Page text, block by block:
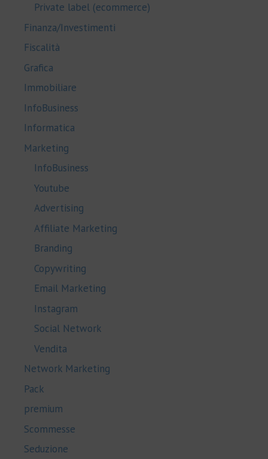
Private label (ecommerce)
Finanza/Investimenti
Fiscalità
Grafica
Immobiliare
InfoBusiness
Informatica
Marketing
InfoBusiness
Youtube
Advertising
Affiliate Marketing
Branding
Copywriting
Email Marketing
Instagram
Social Network
Vendita
Network Marketing
Pack
premium
Scommesse
Seduzione